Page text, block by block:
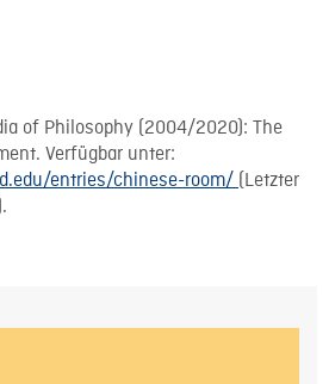
of Philosophy (2004/2020): The
Verfügbar unter:
entries/chinese-room/(Letzter